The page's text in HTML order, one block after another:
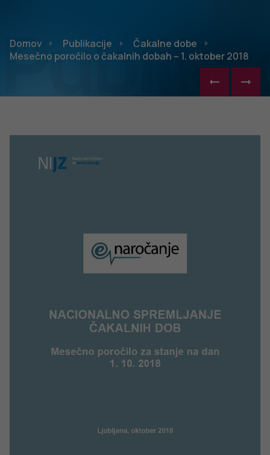
Domov Publikacije
Čakalne dobe
Mesečno poročilo o čakalnih dobah – 1. oktober 2018